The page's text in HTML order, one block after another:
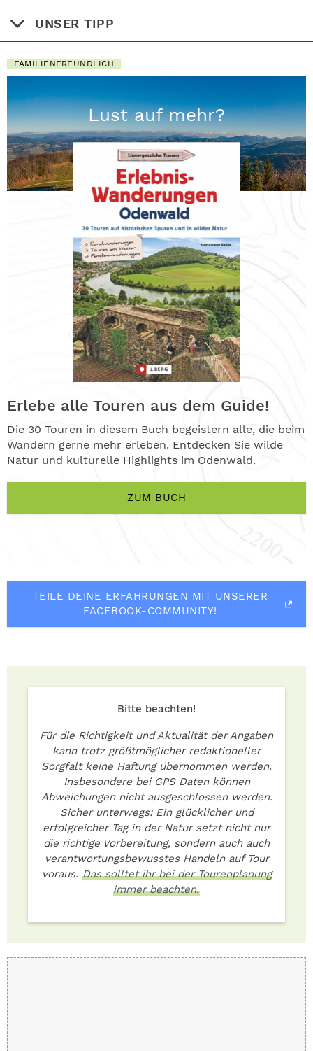
UNSER TIPP
FAMILIENFREUNDLICH
Lust auf mehr?
Erlebe alle Touren aus dem Guide!
Die 30 Touren in diesem Buch begeistern alle, die beim
Wandern gerne mehr erleben. Entdecken Sie wilde
Natur und kulturelle Highlights im Odenwald.
ZUM BUCH
TEILE DEINE ERFAHRUNGEN MIT UNSERER
FACEBOOK-COMMUNITY!
Bitte beachten!
Für die Richtigkeit und Aktualität der Angaben
kann trotz größtmöglicher redaktioneller
Sorgfalt keine Haftung übernommen werden.
Insbesondere bei GPS Daten können
Abweichungen nicht ausgeschlossen werden.
Sicher unterwegs: Ein glücklicher und
erfolgreicher Tag in der Natur setzt nicht nur
die richtige Vorbereitung, sondern auch auch
verantwortungsbewusstes Handeln auf Tour
voraus. Das solltet ihr bei der Tourenplanung
immer beachten.